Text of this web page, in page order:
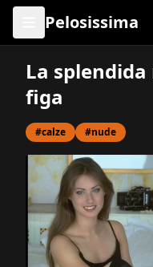
Pelosissima
La
figa
#calze #nude